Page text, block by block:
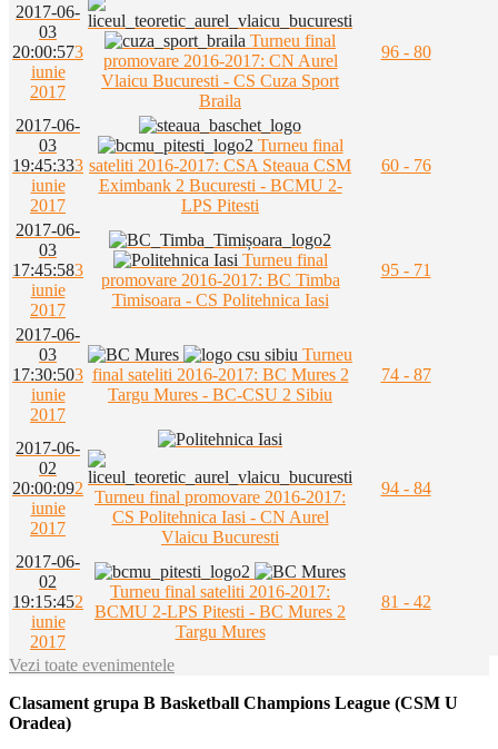
2017-06-
03
20:00:573
iunie
2017
Turneu final
promovare 2016-2017: CN Aurel
Vlaicu Bucuresti - CS Cuza Sport
Braila
96 - 80
2017-06-
03
19:45:333
iunie
2017
Turneu final
sateliti 2016-2017: CSA Steaua CSM
Eximbank 2 Bucuresti - BCMU 2-
LPS Pitesti
60 - 76
2017-06-
03
17:45:583
iunie
2017
Turneu final
promovare 2016-2017: BC Timba
Timisoara - CS Politehnica Iasi
95 - 71
2017-06-
03
17:30:503
iunie
2017
Turneu
final sateliti 2016-2017: BC Mures 2
Targu Mures - BC-CSU 2 Sibiu
74 - 87
2017-06-
02
20:00:092
iunie
2017
Turneu final promovare 2016-2017:
CS Politehnica Iasi - CN Aurel
Vlaicu Bucuresti
94 - 84
2017-06-
02
19:15:452
iunie
2017
Turneu final sateliti 2016-2017:
BCMU 2-LPS Pitesti - BC Mures 2
Targu Mures
81 - 42
Vezi toate evenimentele
Clasament grupa B Basketball Champions League (CSM U
Oradea)